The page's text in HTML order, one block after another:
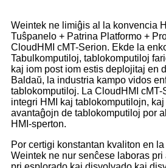
Weintek ne limiĝis al la konvencia
Tuŝpanelo + Patrina Platformo +
CloudHMI cMT-Serion. Ekde la
Tabulkomputiloj, tablokomputiloj
kaj iom post iom estis deplojitaj en
Baldaŭ, la industria kampo vidos
tablokomputiloj. La CloudHMI cMT-
integri HMI kaj tablokomputilojn,
avantaĝojn de tablokomputiloj por
HMI-sperton.
Por certigi konstantan kvaliton en
Weintek ne nur senĉese laboras